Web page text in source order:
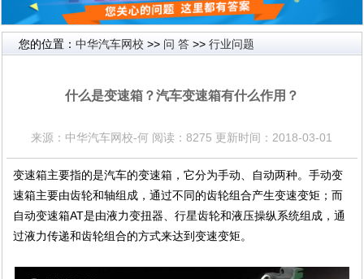
您的位置：中华汽车网校 >> 问 答 >>行业问题
什么是变速箱？汽车变速箱有什么作用？
来源：中华汽车网校-何 阅读：8275 更新时间：2018-03-01
变速箱主要指的是汽车的变速箱，它分为手动、自动两种。手动变
速箱主要由齿轮和轴组成，通过不同的齿轮组合产生变速变矩；而
自动变速箱AT是由液力变扭器、行星齿轮和液压操纵系统组成，通
过液力传递和齿轮组合的方式来达到变速变矩。